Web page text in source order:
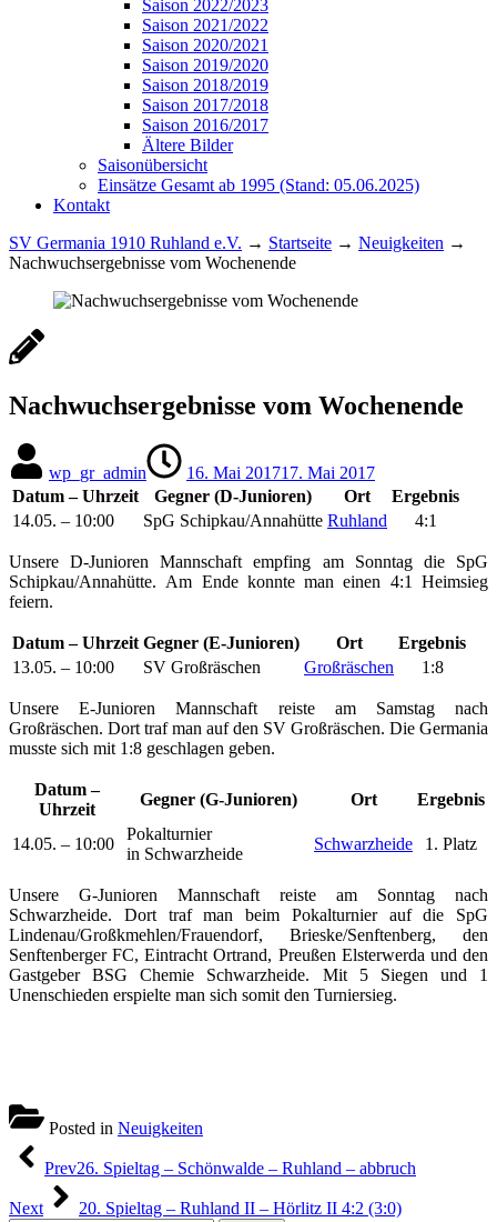
Saison 2022/2023
Saison 2021/2022
Saison 2020/2021
Saison 2019/2020
Saison 2018/2019
Saison 2017/2018
Saison 2016/2017
Ältere Bilder
Saisonübersicht
Einsätze Gesamt ab 1995 (Stand: 05.06.2025)
Kontakt
SV Germania 1910 Ruhland e.V. → Startseite → Neuigkeiten →
Nachwuchsergebnisse vom Wochenende
Nachwuchsergebnisse vom Wochenende
wp_gr_admin 16. Mai 201717. Mai 2017
Datum – Uhrzeit
Gegner (D-Junioren) Ort
Ergebnis
14.05. – 10:00
SpG Schipkau/​Annahütte Ruhland 4:1
Unsere D-Junioren Mannschaft empfing am Sonntag die SpG
Schipkau/Annahütte. Am Ende konnte man einen 4:1 Heimsieg
feiern.
Datum – Uhrzeit Gegner (E-Junioren) Ort
Ergebnis
13.05. – 10:00
SV Großräschen Großräschen 1:8
Unsere E-Junioren Mannschaft reiste am Samstag nach
Großräschen. Dort traf man auf den SV Großräschen. Die Germania
musste sich mit 1:8 geschlagen geben.
Datum –
Uhrzeit
Gegner (G-Junioren) Ort Ergebnis
14.05. – 10:00
Pokalturnier
in Schwarzheide
Schwarzheide 1. Platz
Unsere G-Junioren Mannschaft reiste am Sonntag nach
Schwarzheide. Dort traf man beim Pokalturnier auf die SpG
Lindenau/Großkmehlen/Frauendorf, Brieske/Senftenberg, den
Senftenberger FC, Eintracht Ortrand, Preußen Elsterwerda und den
Gastgeber BSG Chemie Schwarzheide. Mit 5 Siegen und 1
Unenschieden erspielte man sich somit den Turniersieg.
Posted in Neuigkeiten
Beitragsnavigation
Prev26. Spieltag – Schönwalde – Ruhland – abbruch
Next
20. Spieltag – Ruhland II – Hörlitz II 4:2 (3:0)